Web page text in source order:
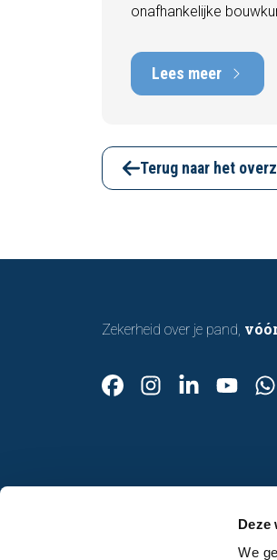
Deze
We
onafhankelijke
technische staat van
eventuele gebreken,
en te verwachten
zo belangrijk is en hoe
bouwkundige inspectie
vertrouwen een
Lees meer
Terug naar het
Zekerheid over je pand,